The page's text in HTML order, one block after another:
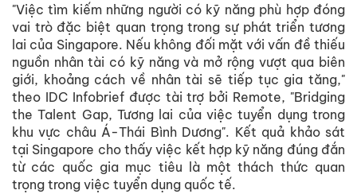
"Việc tìm kiếm những người có kỹ năng phù hợp đóng
vai trò đặc biệt quan trọng trong sự phát triển tương
lai của Singapore. Nếu không đối mặt với vấn đề thiếu
nguồn nhân tài có kỹ năng và mở rộng vượt qua biên
giới, khoảng cách về nhân tài sẽ tiếp tục gia tăng,"
theo IDC Infobrief được tài trợ bởi Remote, "Bridging
the Talent Gap, Tương lai của việc tuyển dụng trong
khu vực châu Á-Thái Bình Dương". Kết quả khảo sát
tại Singapore cho thấy việc kết hợp kỹ năng đúng đắn
từ các quốc gia mục tiêu là một thách thức quan
trọng trong việc tuyển dụng quốc tế.